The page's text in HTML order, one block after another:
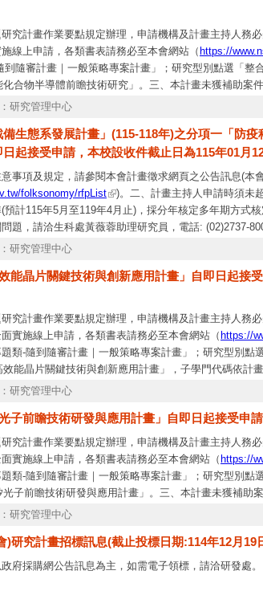
助專題研究計畫作業要點」規定，並依申請機構規定
1式2份，應於115年2月3日(星期二)前函送本會。二、本
究計畫作業要點規定辦理，申請機構及計畫主持人務
線上申請，各類書表請務必至本會網站（ https://
到隨審計畫｜一般策略專案計畫」；研究型別點選「整
合物半導體前瞻技術研究」。三、本計畫未獲補助案
https://www.nstc.gov.tw/eng/ch
研究管理中心
生態系發展計畫」(115-118年)之分項一「防
起接受申請，本校設收件截止日為115年01月12
事項及規定，請參閱本會計畫徵求網頁之公告訊息(本
folksonomy/rfpList
)。二、計畫主持人申請時須未
預計115年5月至119年4月止)，採分年核定多年期方式
題，請洽生科處黃薇蓉助理研究員，電話: (02)2737-
、(02)2737-7590~92。
研究管理中心
能晶片關鍵技術與創新應用計畫」自即日起接
究計畫作業要點規定辦理，申請機構及計畫主持人務
實施線上申請，各類書表請務必至本會網站（ https://
類-隨到隨審計畫｜一般策略專案計畫」；研究型別點
效能晶片關鍵技術與創新應用計畫」，子學門代碼依計
功率、高傳輸電路與晶片模組、E987804-邊緣運算晶
eng/ch ）；後續徵求說明會資訊亦將公布於工程
研究管理中心
子前瞻技術研發與應用計畫」自即日起接受申
究計畫作業要點規定辦理，申請機構及計畫主持人務
實施線上申請，各類書表請務必至本會網站（ https://
類-隨到隨審計畫｜一般策略專案計畫」；研究型別點
光子前瞻技術研發與應用計畫」。三、本計畫未獲補助
（https://www.nstc.gov.tw/eng/ch
研究管理中心
)研究計畫招標訊息(截止投標日期:114年12月19
府採購網公告訊息為主，如需電子領標，請洽研發處。